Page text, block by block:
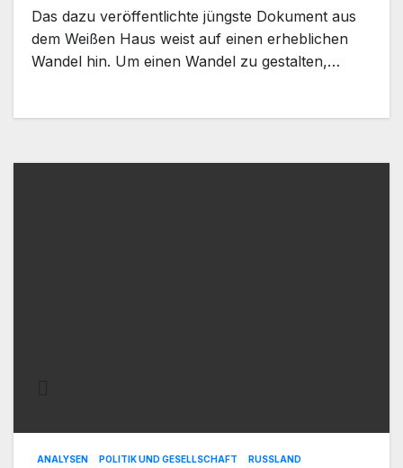
Das dazu veröffentlichte jüngste Dokument aus
dem Weißen Haus weist auf einen erheblichen
Wandel hin. Um einen Wandel zu gestalten,…
ANALYSEN POLITIK UND GESELLSCHAFT RUSSLAND